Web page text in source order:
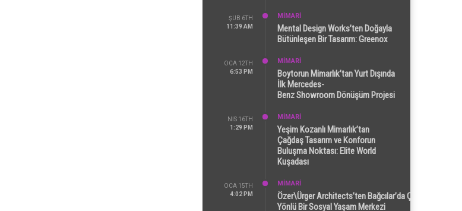
ŞUB 6TH
11:39 AM
MİMARİ
Mental Design Works’ten Doğayla
Bütünleşen Bir Tasarım: Greenox
OCA 12TH
6:53 PM
MİMARİ
Boytorun Mimarlık’tan Yurt Dışında
İlk Mercedes-
Benz Showroom Dönüşüm Projesi
NIS 16TH
1:29 PM
MİMARİ
Yeşim Kozanlı Mimarlık’tan
Çağdaş Tasarım ve Konforun
Buluşma Noktası: Elite World
Kuşadası
OCA 15TH
4:02 PM
MİMARİ
Özer\Ürger Architects’ten Bağcılar’da Çok
Yönlü Bir Sosyal Yaşam Merkezi